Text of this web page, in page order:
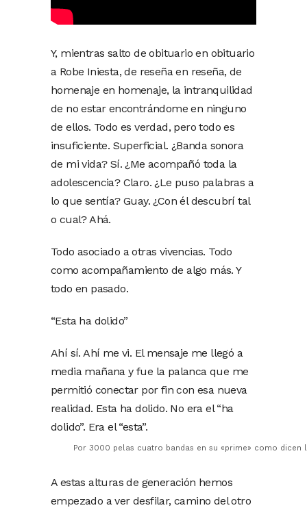
Y, mientras salto de obituario en obituario
a Robe Iniesta, de reseña en reseña, de
homenaje en homenaje, la intranquilidad
de no estar encontrándome en ninguno
de ellos. Todo es verdad, pero todo es
insuficiente. Superficial. ¿Banda sonora
de mi vida? Sí. ¿Me acompañó toda la
adolescencia? Claro. ¿Le puso palabras a
lo que sentía? Guay. ¿Con él descubrí tal
o cual? Ahá.
Todo asociado a otras vivencias. Todo
como acompañamiento de algo más. Y
todo en pasado.
“Esta ha dolido”
Ahí sí. Ahí me vi. El mensaje me llegó a
media mañana y fue la palanca que me
permitió conectar por fin con esa nueva
realidad. Esta ha dolido. No era el “ha
dolido”. Era el “esta”.
Por 3000 pelas cuatro bandas en su «prime» como dicen
A estas alturas de generación hemos
empezado a ver desfilar, camino del otro